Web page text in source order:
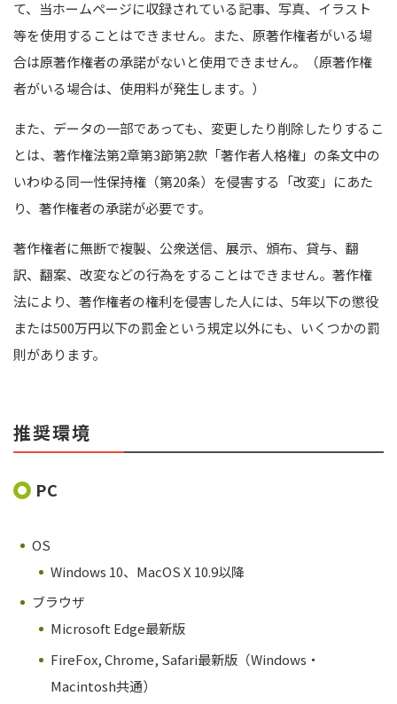
て、当ホームページに収録されている記事、写真、イラスト
等を使用することはできません。また、原著作権者がいる場
合は原著作権者の承諾がないと使用できません。（原著作権
者がいる場合は、使用料が発生します。）
また、データの一部であっても、変更したり削除したりするこ
とは、著作権法第2章第3節第2款「著作者人格権」の条文中の
いわゆる同一性保持権（第20条）を侵害する「改変」にあた
り、著作権者の承諾が必要です。
著作権者に無断で複製、公衆送信、展示、頒布、貸与、翻
訳、翻案、改変などの行為をすることはできません。著作権
法により、著作権者の権利を侵害した人には、5年以下の懲役
または500万円以下の罰金という規定以外にも、いくつかの罰
則があります。
推奨環境
PC
OS
Windows 10、MacOS X 10.9以降
ブラウザ
Microsoft Edge最新版
FireFox, Chrome, Safari最新版（Windows・
Macintosh共通）